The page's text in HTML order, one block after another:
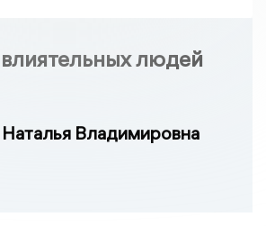
людей
Владимировна